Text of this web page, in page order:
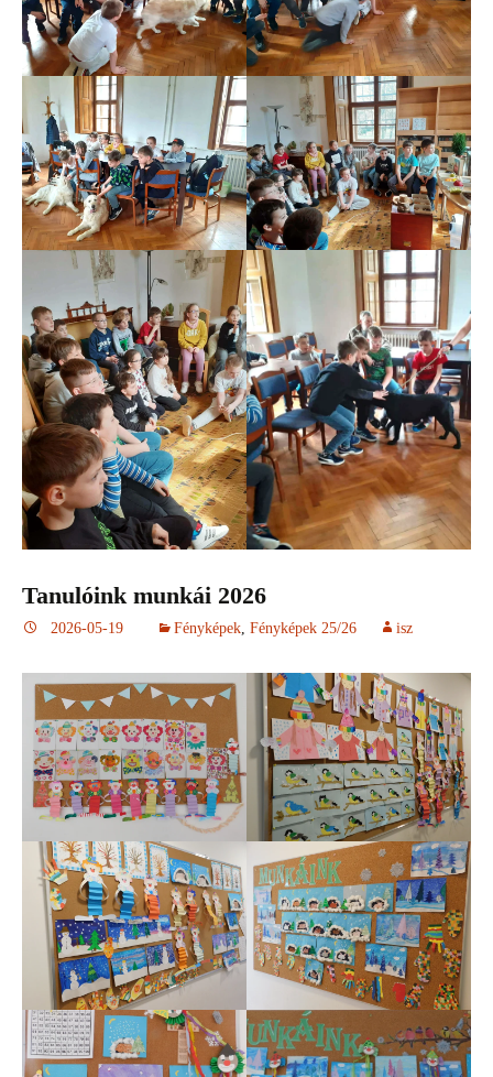
Tanulóink munkái 2026
2026-05-19 Fényképek, Fényképek 25/26 isz